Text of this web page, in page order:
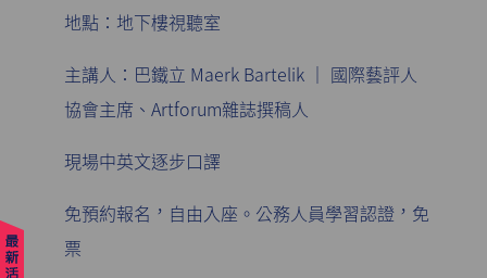
地點：地下樓視聽室
主講人：巴鐵立 Maerk Bartelik │ 國際藝評人
協會主席、Artforum雜誌撰稿人
現場中英文逐步口譯
免預約報名，自由入座。公務人員學習認證，免
票